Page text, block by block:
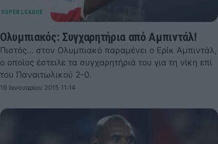
Ολυμπιακός: Συγχαρητήρια από Αμπιντάλ!
Πιστός… στον Ολυμπιακό παραμένει ο Ερίκ Αμπιντάλ,
ο οποίος έστειλε τα συγχαρητήριά του για τη νίκη επί
του Παναιτωλικού 2-0.
19 Ιανουαρίου 2015 11:14